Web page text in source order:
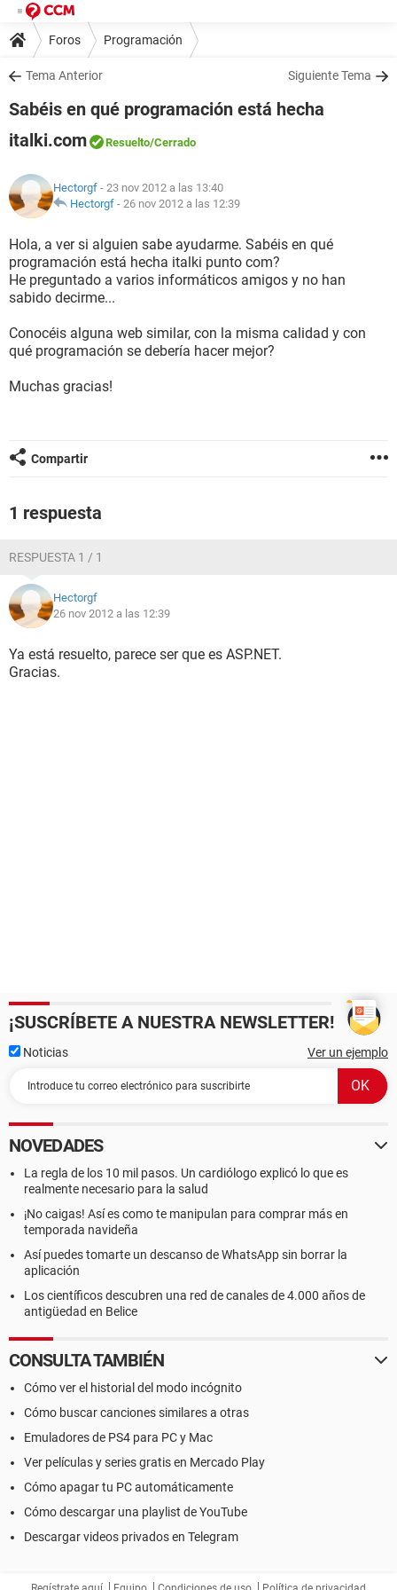
Foros Programación
Tema Anterior Siguiente Tema
Sabéis en qué programación está hecha
italki.com
Resuelto/Cerrado
Hectorgf - 23 nov 2012 a las 13:40
Hectorgf - 26 nov 2012 a las 12:39
Hola, a ver si alguien sabe ayudarme. Sabéis en qué
programación está hecha italki punto com?
He preguntado a varios informáticos amigos y no han
sabido decirme...
Conocéis alguna web similar, con la misma calidad y con
qué programación se debería hacer mejor?
Muchas gracias!
Compartir
1 respuesta
RESPUESTA 1 / 1
Hectorgf
26 nov 2012 a las 12:39
Ya está resuelto, parece ser que es ASP.NET.
Gracias.
¡SUSCRÍBETE A NUESTRA NEWSLETTER!
Noticias Ver un ejemplo
NOVEDADES
La regla de los 10 mil pasos. Un cardiólogo explicó lo que es
realmente necesario para la salud
¡No caigas! Así es como te manipulan para comprar más en
temporada navideña
Así puedes tomarte un descanso de WhatsApp sin borrar la
aplicación
Los científicos descubren una red de canales de 4.000 años de
antigüedad en Belice
CONSULTA TAMBIÉN
Cómo ver el historial del modo incógnito
Cómo buscar canciones similares a otras
Emuladores de PS4 para PC y Mac
Ver películas y series gratis en Mercado Play
Cómo apagar tu PC automáticamente
Cómo descargar una playlist de YouTube
Descargar videos privados en Telegram